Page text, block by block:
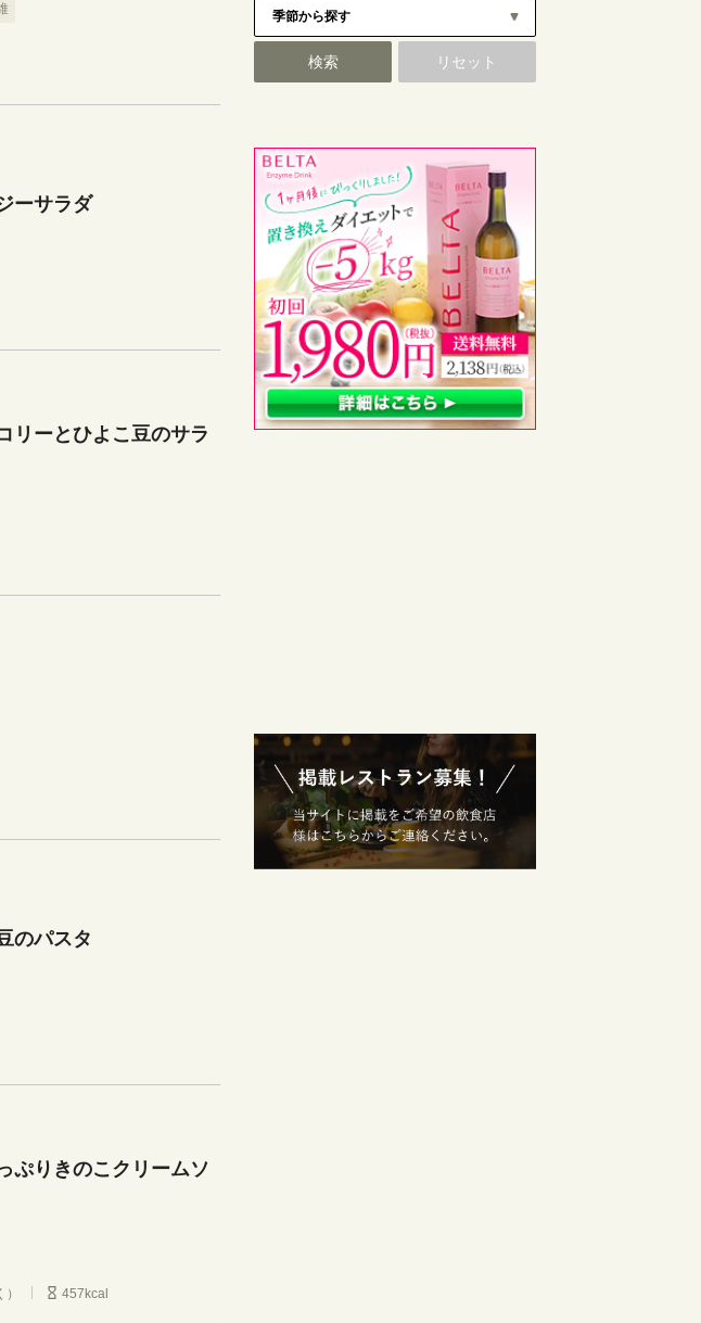
ーサラダ
リーとひよこ豆のサラ
のパスタ
ぷりきのこクリームソ
457kcal